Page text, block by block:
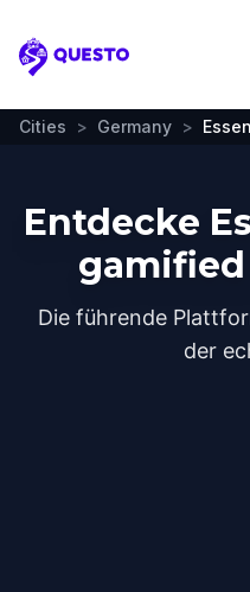
Questo
Cities > Germany > Essen
Entdecke
Die führende
der